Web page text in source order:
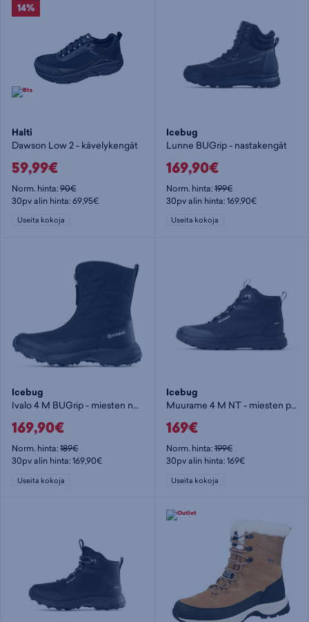
14%
Halti
Dawson Low 2 - kävelykengät
59,99€
Norm. hinta:90€
30pv alin hinta: 69,95€
Useita kokoja
Icebug
Lunne BUGrip - nastakengät
169,90€
Norm. hinta:199€
30pv alin hinta: 169,90€
Useita kokoja
Icebug
Ivalo 4 M BUGrip - miesten nastakengät
169,90€
Norm. hinta:189€
30pv alin hinta: 169,90€
Useita kokoja
Icebug
Muurame 4 M NT - miesten pitopohjakengät
169€
Norm. hinta:199€
30pv alin hinta: 169€
Useita kokoja